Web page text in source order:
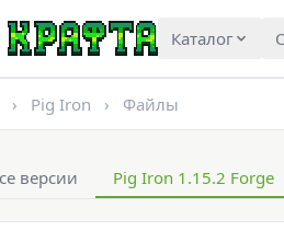
Каталог
› Pig Iron › Файлы
версии Pig Iron 1.15.2 Forge